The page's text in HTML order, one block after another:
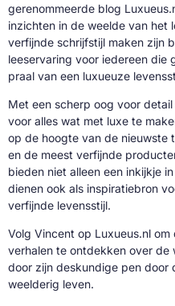
gerenommeerde blog
inzichten in de weelde van het
verfijnde schrijfstijl maken zijn
leeservaring voor iedereen die
praal van een luxueuze
Met een scherp oog voor
voor alles wat met luxe te
op de hoogte van de nieuwste
en de meest verfijnde
bieden niet alleen een inkijkje
dienen ook als inspiratiebron
verfijnde levensstijl.
Volg Vincent op Luxueus.nl
verhalen te ontdekken over de
door zijn deskundige pen door
weelderig leven.